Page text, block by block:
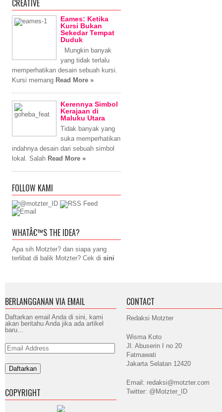
CREATIVE
Eames: Ketika
Kursi Bukan
Sekedar Tempat
Duduk
Mungkin banyak
yang tidak terlalu
memperhatikan desain sebuah kursi.
Kursi memang Read More »
Kerennya Simbol
Kerajaan di
Maluku Utara
Tidak banyak yang
suka memperhatikan
indahnya desain dari sebuah simbol
lokal. Salah Read More »
FOLLOW KAMI
WHATÂ€™S THE IDEA?
Apa sih Motzter? dan siapa yang
terlibat di balik Motzter? Cek di sini
BERLANGGANAN VIA EMAIL
Daftarkan email Anda di sini, kami
akan beritahu Anda jika ada artikel
baru...
Email
Address
COPYRIGHT
CONTACT
Redaksi Motzter
Wisma Koto
Jl. Abuserin I no 20
Fatmawati
Jakarta Selatan 12420
Email: redaksi@motzter.com
Twitter: @Motzter_ID